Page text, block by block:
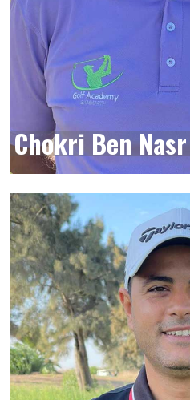
Chokri Ben Nasr